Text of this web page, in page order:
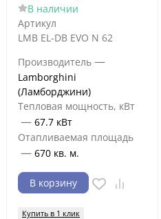
В наличии
Артикул
LMB EL-DB EVO N 62
Производитель —
Lamborghini
(Ламборджини)
Тепловая мощность, кВт
— 67.7 кВт
Отапливаемая площадь
— 670 кв. м.
В корзину
Купить в 1 клик